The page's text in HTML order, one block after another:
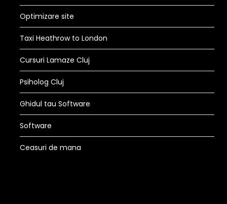
Optimizare site
Taxi Heathrow to London
Cursuri Lamaze Cluj
Psiholog Cluj
Ghidul tau Software
Software
Ceasuri de mana